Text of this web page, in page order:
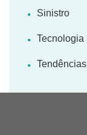
Sinistro
Tecnologia
Tendências